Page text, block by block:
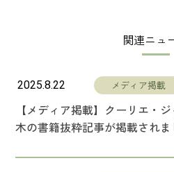
関連ニュ
2025.8.22 メディア掲載
【メディア掲載】クーリエ・
木の書籍抜粋記事が掲載されま